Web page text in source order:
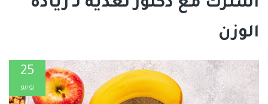
اشترك مع دكتور تغذية لـ زيادة
الوزن
25
يونيو